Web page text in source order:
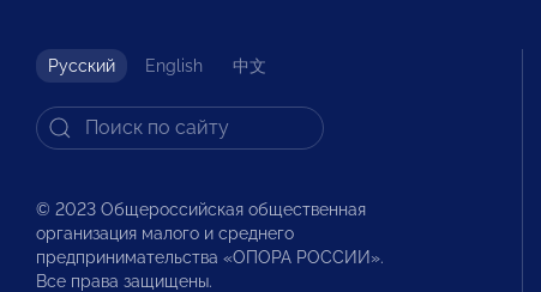
Русский English 中文
© 2023 Общероссийская общественная
организация малого и среднего
предпринимательства «ОПОРА РОССИИ».
Все права защищены.